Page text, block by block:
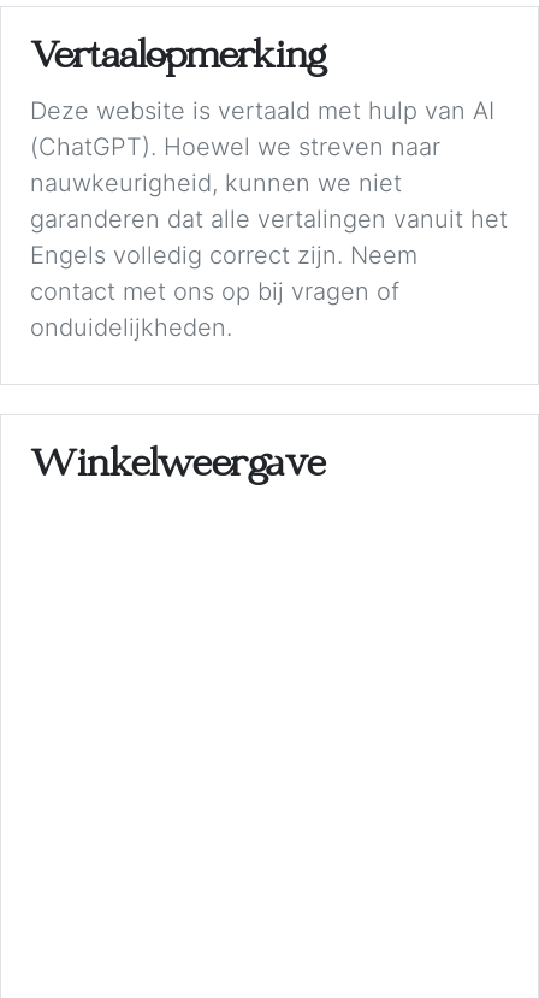
Vertaalopmerking
Deze website is vertaald met hulp van AI
(ChatGPT). Hoewel we streven naar
nauwkeurigheid, kunnen we niet
garanderen dat alle vertalingen vanuit het
Engels volledig correct zijn. Neem
contact met ons op bij vragen of
onduidelijkheden.
Winkelweergave